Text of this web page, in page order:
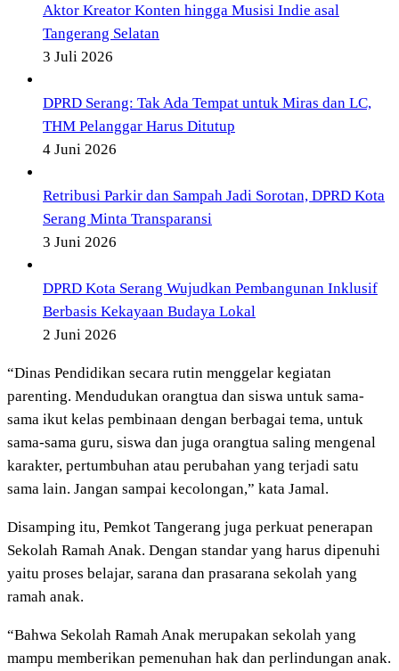
Aktor Kreator Konten hingga Musisi Indie asal
Tangerang Selatan
3 Juli 2026
DPRD Serang: Tak Ada Tempat untuk Miras dan LC,
THM Pelanggar Harus Ditutup
4 Juni 2026
Retribusi Parkir dan Sampah Jadi Sorotan, DPRD Kota
Serang Minta Transparansi
3 Juni 2026
DPRD Kota Serang Wujudkan Pembangunan Inklusif
Berbasis Kekayaan Budaya Lokal
2 Juni 2026
“Dinas Pendidikan secara rutin menggelar kegiatan
parenting. Mendudukan orangtua dan siswa untuk sama-
sama ikut kelas pembinaan dengan berbagai tema, untuk
sama-sama guru, siswa dan juga orangtua saling mengenal
karakter, pertumbuhan atau perubahan yang terjadi satu
sama lain. Jangan sampai kecolongan,” kata Jamal.
Disamping itu, Pemkot Tangerang juga perkuat penerapan
Sekolah Ramah Anak. Dengan standar yang harus dipenuhi
yaitu proses belajar, sarana dan prasarana sekolah yang
ramah anak.
“Bahwa Sekolah Ramah Anak merupakan sekolah yang
mampu memberikan pemenuhan hak dan perlindungan anak.